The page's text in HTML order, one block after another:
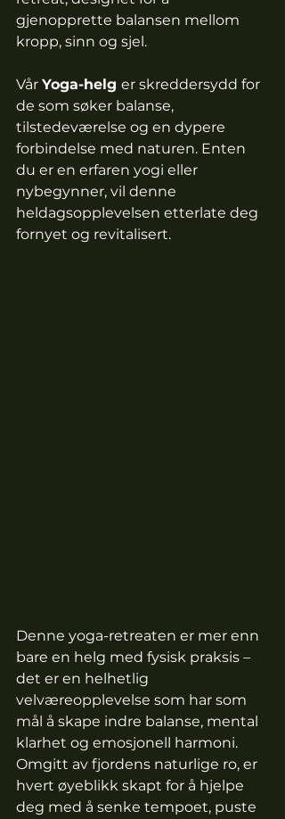
gjenopprette balansen mellom
kropp, sinn og sjel.
Vår Yoga-helg er skreddersydd for
de som søker balanse,
tilstedeværelse og en dypere
forbindelse med naturen. Enten
du er en erfaren yogi eller
nybegynner, vil denne
heldagsopplevelsen etterlate deg
fornyet og revitalisert.
Denne yoga-retreaten er mer enn
bare en helg med fysisk praksis –
det er en helhetlig
velværeopplevelse som har som
mål å skape indre balanse, mental
klarhet og emosjonell harmoni.
Omgitt av fjordens naturlige ro, er
hvert øyeblikk skapt for å hjelpe
deg med å senke tempoet, puste